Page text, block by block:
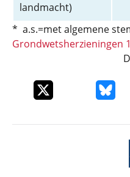
landmacht)
* a.s.=met algemene
Grondwetsherzieningen
Deel dit item op X
Deel